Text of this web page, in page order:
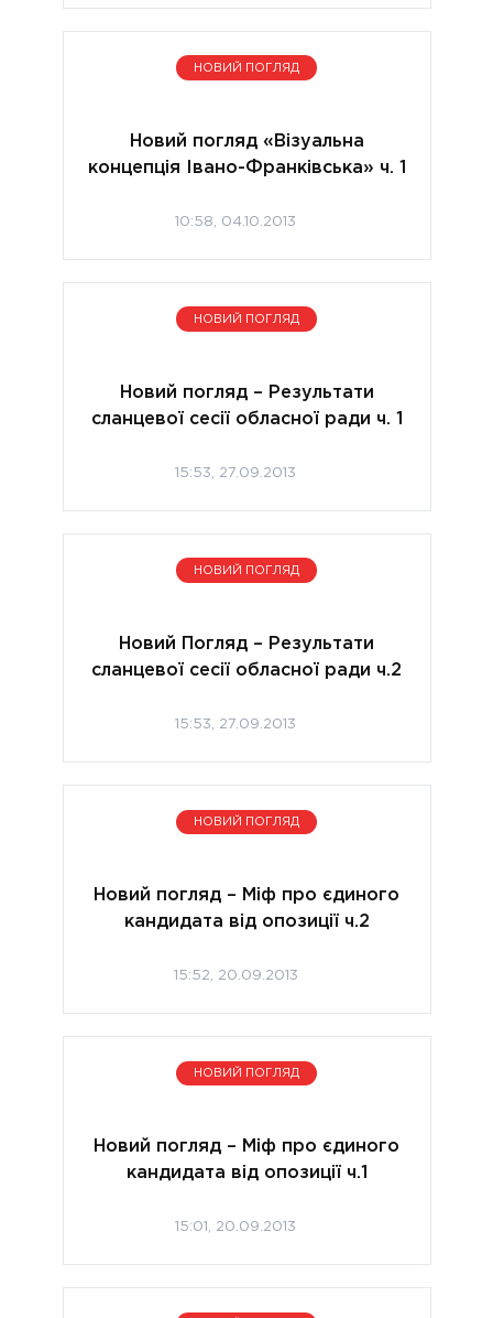
НОВИЙ ПОГЛЯД
Новий погляд «Візуальна
концепція Івано-Франківська» ч. 1
10:58, 04.10.2013
НОВИЙ ПОГЛЯД
Новий погляд – Результати
сланцевої сесії обласної ради ч. 1
15:53, 27.09.2013
НОВИЙ ПОГЛЯД
Новий Погляд – Результати
сланцевої сесії обласної ради ч.2
15:53, 27.09.2013
НОВИЙ ПОГЛЯД
Новий погляд – Міф про єдиного
кандидата від опозиції ч.2
15:52, 20.09.2013
НОВИЙ ПОГЛЯД
Новий погляд – Міф про єдиного
кандидата від опозиції ч.1
15:01, 20.09.2013